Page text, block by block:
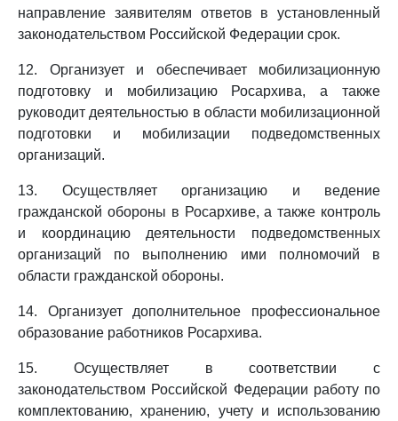
направление заявителям ответов в установленный
законодательством Российской Федерации срок.
12. Организует и обеспечивает мобилизационную
подготовку и мобилизацию Росархива, а также
руководит деятельностью в области мобилизационной
подготовки и мобилизации подведомственных
организаций.
13. Осуществляет организацию и ведение
гражданской обороны в Росархиве, а также контроль
и координацию деятельности подведомственных
организаций по выполнению ими полномочий в
области гражданской обороны.
14. Организует дополнительное профессиональное
образование работников Росархива.
15. Осуществляет в соответствии с
законодательством Российской Федерации работу по
комплектованию, хранению, учету и использованию